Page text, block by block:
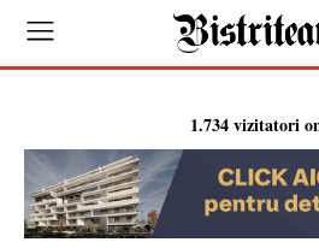
1.734 vizitatori